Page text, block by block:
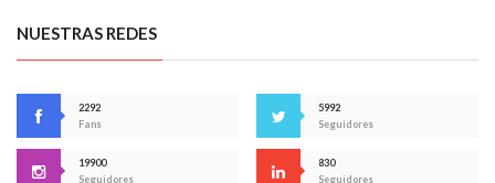
NUESTRAS REDES
2292
Fans
5992
Seguidores
19900
Seguidores
830
Seguidores